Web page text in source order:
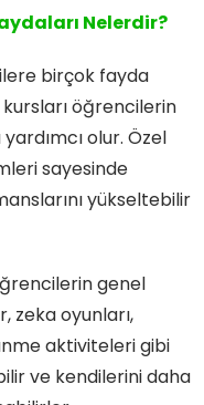
Nelerdir?
birçok fayda
öğrencilerin
olur. Özel
sayesinde
yükseltebilir
genel
zeka oyunları,
aktiviteleri gibi
ve kendilerini daha